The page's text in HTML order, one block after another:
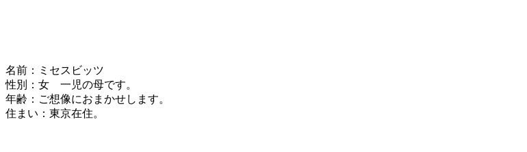
名前：ミセスビッツ
性別：女 一児の母です。
年齢：ご想像におまかせします。
住まい：東京在住。